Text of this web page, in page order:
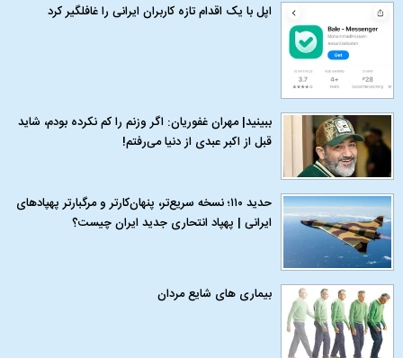
اپل با یک اقدام تازه کاربران ایرانی را غافلگیر کرد
ببینید| مهران غفوریان: اگر وزنم را کم نکرده بودم، شاید
قبل از اکبر عبدی از دنیا می‌رفتم!
حدید ۱۱۰؛ نسخه سریع‌تر، پنهان‌کارتر و مرگبارتر پهپادهای
ایرانی | پهپاد انتحاری جدید ایران چیست؟
بیماری‌ های شایع مردان